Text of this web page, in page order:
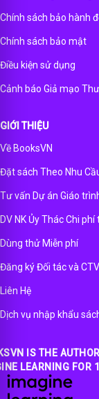
Chính sách bảo hành
Chính sách bảo mật
Điều kiện sử dụng
Cảnh báo Giả mạo
GIỚI THIỆU
Về BooksVN
Đặt sách Theo Nhu
Tư vấn Dự án Giáo
DV NK Ủy Thác Chi phí
Dùng thử Miễn phí
Đăng ký Đối tác và CTV
Liên Hệ
Dịch vụ nhập khẩu
IS THE
LEARNING FOR